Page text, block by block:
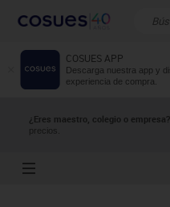
COSUES APP
Descarga nuestra app y
experiencia de compra.
¿Eres maestro, colegio o empresa?
precios.